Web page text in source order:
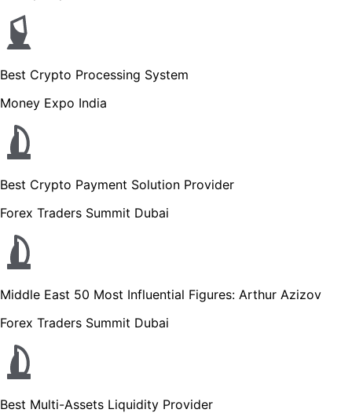
Best Crypto Processing System
Money Expo India
Best Crypto Payment Solution Provider
Forex Traders Summit Dubai
Middle East 50 Most Influential Figures: Arthur Azizov
Forex Traders Summit Dubai
Best Multi-Assets Liquidity Provider